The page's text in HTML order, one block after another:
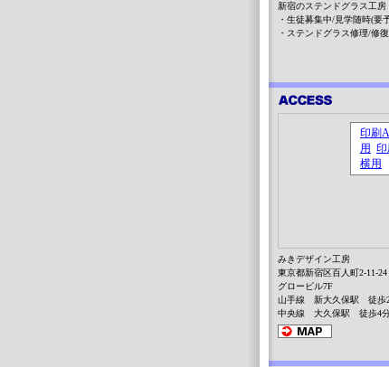
新宿のステンドグラス工房
・生徒募集中/見学随時(要
・ステンドグラス修理/修
みきデザイン工房
東京都新宿区百人町2-11-
グロービル7F
山手線 新大久保駅 徒歩
中央線 大久保駅 徒歩4